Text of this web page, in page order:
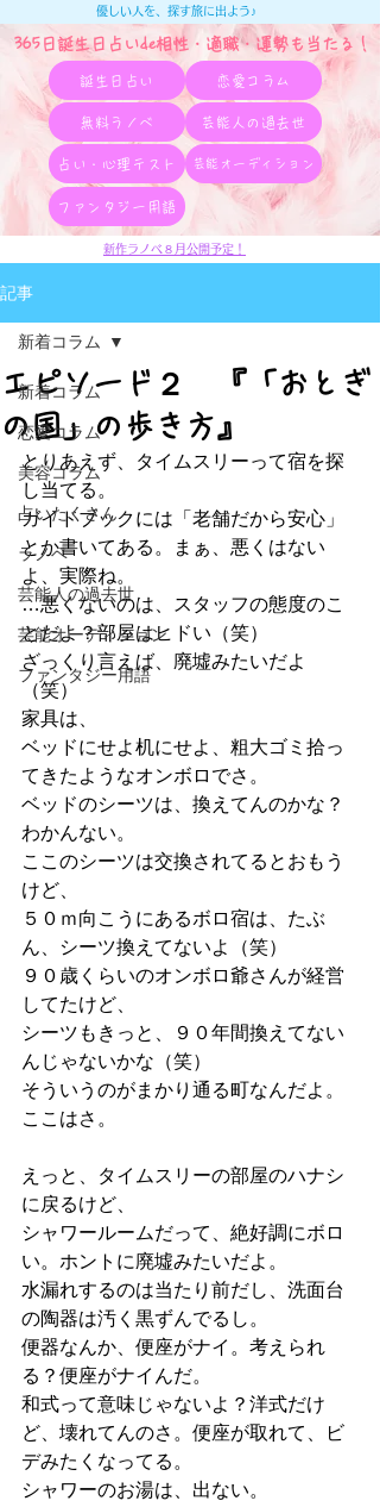
365日誕生日占いde相性・適職・​運勢も当たる！
優しい人を、探す旅に出よう♪
誕生日占い 恋愛コラム
無料ラノベ 芸能人の過去世
占い・心理テスト 芸能オーディション
ファンタジー用語
新作ラノベ８月公開予定！
記事
新着コラム
恋愛コラム
美容コラム
占いたくさん
ラノベ
芸能人の過去世
芸能オーディション
ファンタジー用語
新着コラム
エピソード２ 『「おとぎ
の国」の歩き方』
とりあえず、タイムスリーって宿を探
し当てる。
ガイドブックには「老舗だから安心」
とか書いてある。まぁ、悪くはない
よ、実際ね。
…悪くないのは、スタッフの態度のこ
とだよ？部屋はヒドい（笑）
ざっくり言えば、廃墟みたいだよ
（笑）
家具は、
ベッドにせよ机にせよ、粗大ゴミ拾っ
てきたようなオンボロでさ。
ベッドのシーツは、換えてんのかな？
わかんない。
ここのシーツは交換されてるとおもう
けど、
５０ｍ向こうにあるボロ宿は、たぶ
ん、シーツ換えてないよ（笑）
９０歳くらいのオンボロ爺さんが経営
してたけど、
シーツもきっと、９０年間換えてない
んじゃないかな（笑）
そういうのがまかり通る町なんだよ。
ここはさ。
えっと、タイムスリーの部屋のハナシ
に戻るけど、
シャワールームだって、絶好調にボロ
い。ホントに廃墟みたいだよ。
水漏れするのは当たり前だし、洗面台
の陶器は汚く黒ずんでるし。
便器なんか、便座がナイ。考えられ
る？便座がナイんだ。
和式って意味じゃないよ？洋式だけ
ど、壊れてんのさ。便座が取れて、ビ
デみたくなってる。
シャワーのお湯は、出ない。